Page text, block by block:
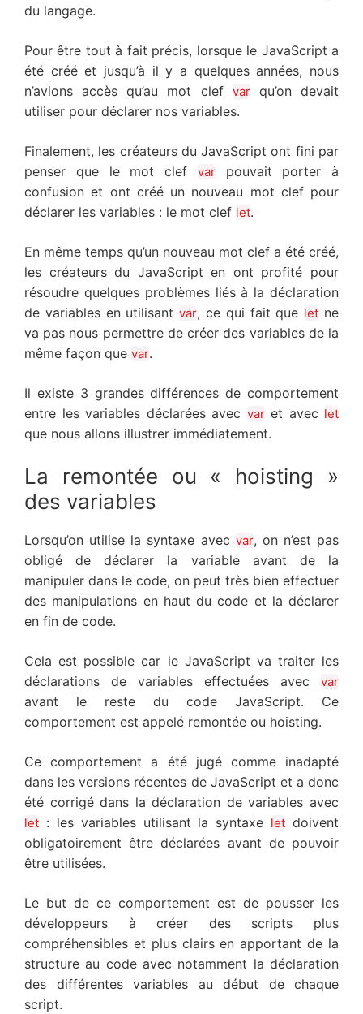
du langage.
Pour être tout à fait précis, lorsque le JavaScript a
été créé et jusqu’à il y a quelques années, nous
n’avions accès qu’au mot clef varqu’on devait
utiliser pour déclarer nos variables.
Finalement, les créateurs du JavaScript ont fini par
penser que le mot clef varpouvait porter à
confusion et ont créé un nouveau mot clef pour
déclarer les variables : le mot clef let.
En même temps qu’un nouveau mot clef a été créé,
les créateurs du JavaScript en ont profité pour
résoudre quelques problèmes liés à la déclaration
de variables en utilisantvar, ce qui fait que let ne
va pas nous permettre de créer des variables de la
même façon que var.
Il existe 3 grandes différences de comportement
entre les variables déclarées avec varet avec let
que nous allons illustrer immédiatement.
La remontée ou « hoisting »
des variables
Lorsqu’on utilise la syntaxe avec var, on n’est pas
obligé de déclarer la variable avant de la
manipuler dans le code, on peut très bien effectuer
des manipulations en haut du code et la déclarer
en fin de code.
Cela est possible car le JavaScript va traiter les
déclarations de variables effectuées avec var
avant le reste du code JavaScript. Ce
comportement est appelé remontée ou hoisting.
Ce comportement a été jugé comme inadapté
dans les versions récentes de JavaScript et a donc
été corrigé dans la déclaration de variables avec
let : les variables utilisant la syntaxe let doivent
obligatoirement être déclarées avant de pouvoir
être utilisées.
Le but de ce comportement est de pousser les
développeurs à créer des scripts plus
compréhensibles et plus clairs en apportant de la
structure au code avec notamment la déclaration
des différentes variables au début de chaque
script.